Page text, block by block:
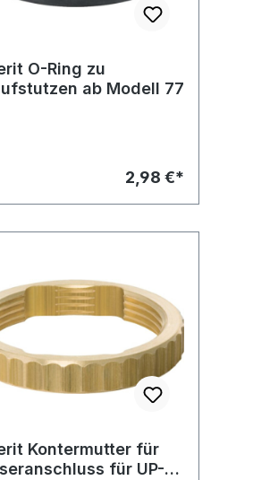
O-Ring zu
ab Modell 77
2,98 €*
Kontermutter für
für UP-